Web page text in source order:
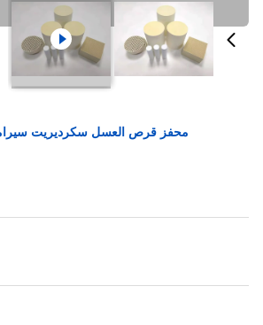
العسل سكرديريت سيراميك قرص العسل